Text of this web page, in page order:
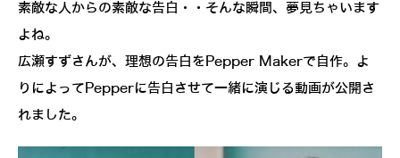
素敵な人からの素敵な告白・・そんな瞬間、夢見ちゃいます
よね。
広瀬すずさんが、理想の告白をPepper Makerで自作。よ
りによってPepperに告白させて一緒に演じる動画が公開さ
れました。